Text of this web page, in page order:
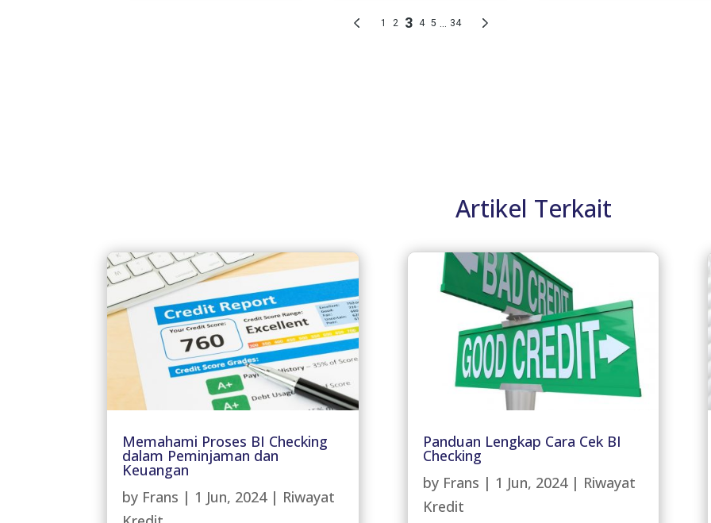
Artikel Terkait
Memahami Proses BI Checking
dalam Peminjaman dan
Keuangan
by Frans | 1 Jun, 2024| Riwayat
Panduan Lengkap Cara Cek BI
Checking
by Frans | 1 Jun, 2024| Riwayat
Kredit